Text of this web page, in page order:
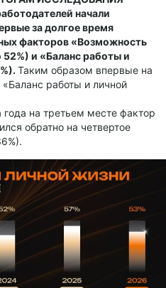
начали
за долгое время
факторов «Возможность
и «Баланс работы и
Таким образом впервые на
работы и личной
на третьем месте фактор
обратно на четвертое